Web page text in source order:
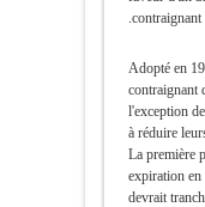
Adopté en
contraignant
l'exception
à réduire
La première
expiration en
devrait